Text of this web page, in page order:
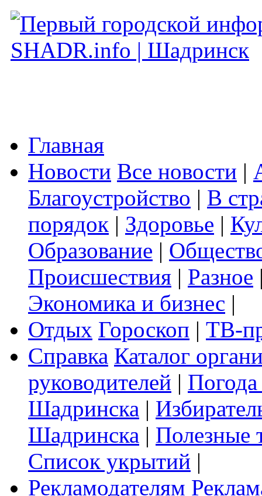
Главная
Новости Все новости |
Благоустройство | В
порядок | Здоровье |
Образование |
Происшествия | Разное
Экономика и бизнес |
Отдых Гороскоп | ТВ-
Справка Каталог
руководителей |
Шадринска |
Шадринска | Полезные
Список укрытий |
Рекламодателям